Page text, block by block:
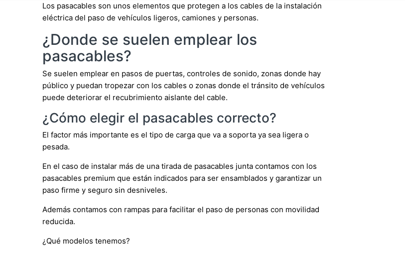
Los pasacables son unos elementos que protegen a los cables de la instalación
eléctrica del paso de vehículos ligeros, camiones y personas.
¿Donde se suelen emplear los
pasacables?
Se suelen emplear en pasos de puertas, controles de sonido, zonas donde hay
público y puedan tropezar con los cables o zonas donde el tránsito de vehículos
puede deteriorar el recubrimiento aislante del cable.
¿Cómo elegir el pasacables correcto?
El factor más importante es el tipo de carga que va a soporta ya sea ligera o
pesada.
En el caso de instalar más de una tirada de pasacables junta contamos con los
pasacables premium que están indicados para ser ensamblados y garantizar un
paso firme y seguro sin desniveles.
Además contamos con rampas para facilitar el paso de personas con movilidad
reducida.
¿Qué modelos tenemos?